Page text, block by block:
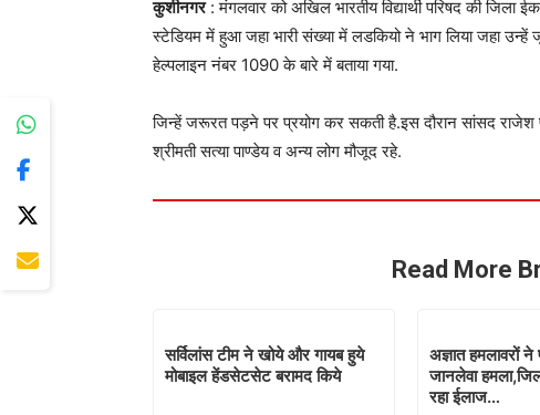
कुशीनगर: मंगलवार को अखिल भारतीय विद्यार्थी परिषद की
स्टेडियम में हुआ जहा भारी संख्या में लडकियो ने भाग लिया जहा
हेल्पलाइन नंबर 1090 के बारे में बताया गया.
जिन्हें जरूरत पड़ने पर प्रयोग कर सकती है.इस दौरान सांसद राजेश
श्रीमती सत्या पाण्डेय व अन्य लोग मौजूद रहे.
Read More
सर्विलांस टीम ने खोये और गायब हुये
मोबाइल हेंडसेटसेट बरामद किये
अज्ञात हमलावरों
जानलेवा
रहा ईलाज…